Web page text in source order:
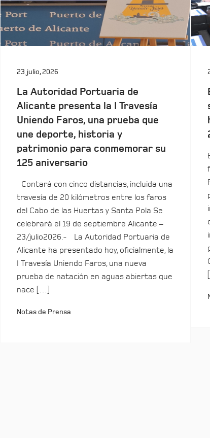
23 julio, 2026
La Autoridad Portuaria de
Alicante presenta la I Travesía
Uniendo Faros, una prueba que
une deporte, historia y
patrimonio para conmemorar su
125 aniversario
Contará con cinco distancias, incluida una
travesía de 20 kilómetros entre los faros
del Cabo de las Huertas y Santa Pola Se
celebrará el 19 de septiembre Alicante –
23/julio2026.- La Autoridad Portuaria de
Alicante ha presentado hoy, oficialmente, la
I Travesía Uniendo Faros, una nueva
prueba de natación en aguas abiertas que
nace […]
Notas de Prensa